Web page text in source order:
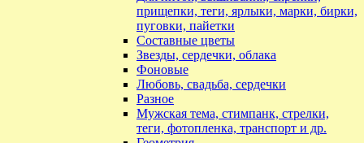
прищепки, теги, ярлыки, марки, бирки,
пуговки, пайетки
Составные цветы
Звезды, сердечки, облака
Фоновые
Любовь, свадьба, сердечки
Разное
Мужская тема, стимпанк, стрелки,
теги, фотопленка, транспорт и др.